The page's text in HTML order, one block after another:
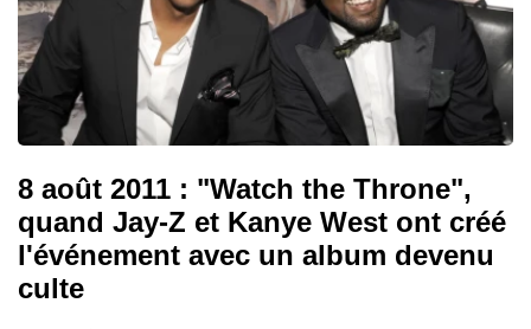
8 août 2011 : "Watch the Throne",
quand Jay-Z et Kanye West ont créé
l'événement avec un album devenu
culte